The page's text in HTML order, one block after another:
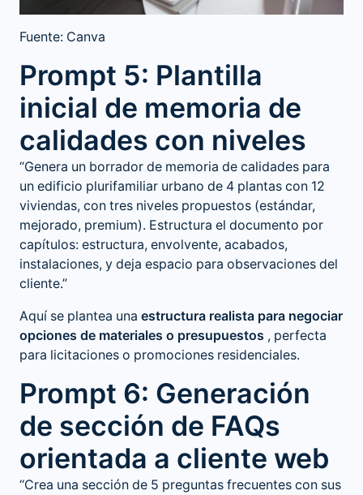
Fuente: Canva
Prompt 5: Plantilla
inicial de memoria de
calidades con niveles
“Genera un borrador de memoria de calidades para
un edificio plurifamiliar urbano de 4 plantas con 12
viviendas, con tres niveles propuestos (estándar,
mejorado, premium). Estructura el documento por
capítulos: estructura, envolvente, acabados,
instalaciones, y deja espacio para observaciones del
cliente.”
Aquí se plantea una estructura realista para negociar
opciones de materiales o presupuestos , perfecta
para licitaciones o promociones residenciales.
Prompt 6: Generación
de sección de FAQs
orientada a cliente web
“Crea una sección de 5 preguntas frecuentes con sus